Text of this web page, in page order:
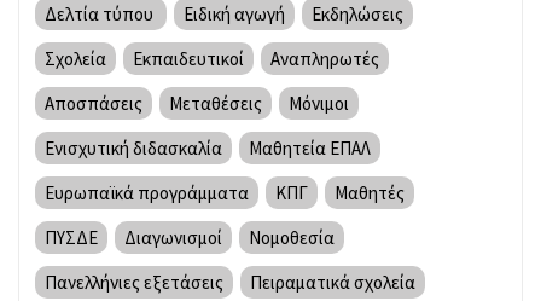
Δελτία τύπου Ειδική αγωγή
Εκδηλώσεις
Σχολεία
Εκπαιδευτικοί
Αναπληρωτές
Αποσπάσεις
Μεταθέσεις
Μόνιμοι
Ενισχυτική διδασκαλία
Μαθητεία ΕΠΑΛ
Ευρωπαϊκά προγράμματα
ΚΠΓ
Μαθητές
ΠΥΣΔΕ
Διαγωνισμοί
Νομοθεσία
Πανελλήνιες εξετάσεις
Πειραματικά σχολεία